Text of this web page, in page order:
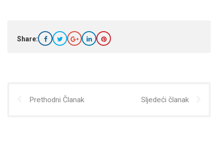
Share:
Prethodni Članak Sljedeći članak